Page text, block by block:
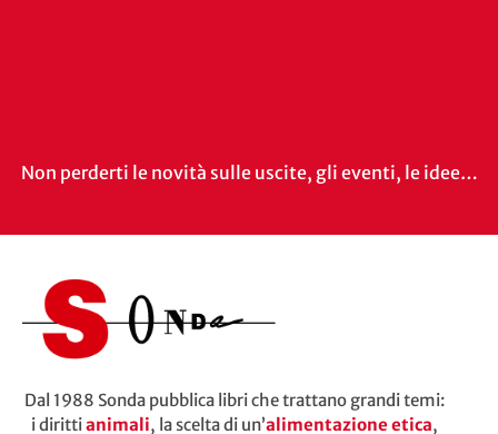
Non perderti le novità sulle uscite, gli eventi, le idee…
Dal 1988 Sonda pubblica libri che trattano grandi temi:
i dirittianimali, la scelta di un’alimentazione etica,